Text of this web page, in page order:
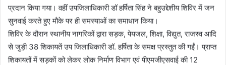
प्रदान किया गया। वहीं उपजिलाधिकारी डॉ हर्षिता सिंह ने बहुउद्देशीय शिविर में जन
सुनवाई करते हुए मौके पर ही समस्याओं का समाधान किया।
शिविर के दौरान स्थानीय नागरिकों द्वारा सड़क, पेयजल, शिक्षा, विद्युत, राजस्व आदि
से जुड़ी 38 शिकायतें उप जिलाधिकारी डॉ. हर्षिता के समक्ष प्रस्तुत की गईं। प्राप्त
शिकायतों में सड़कों को लेकर लोक निर्माण विभाग एवं पीएमजीएसवाई की 12